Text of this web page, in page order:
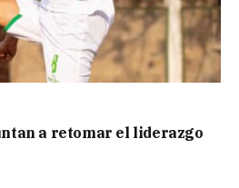
a retomar el liderazgo